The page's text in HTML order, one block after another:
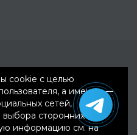
cookie с целью
а именно —
сетей,
выбора сторонних
информацию см. на